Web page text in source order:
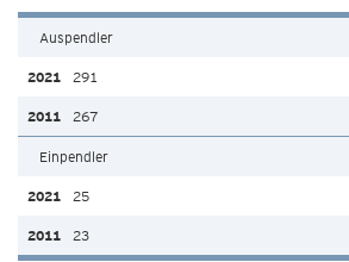
Auspendler
291
267
Einpendler
25
23